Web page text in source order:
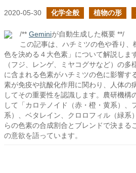
2020-05-30 化学全般 植物の形
/** Geminiが自動生成した概要 **/
この記事は、ハチミツの色や香り
色を決める４大色素」について解説しま
（フジ、レンゲ、ミヤコグサなど）の
に含まれる色素がハチミツの色に影響す
素が免疫や抗酸化作用に関わり、人体の
してその重要性を認識します。農研機構
して「カロテノイド（赤・橙・黄系）、
系）、ベタレイン、クロロフィル（緑系
らの色素の合成割合とブレンドで決まる
の意欲を語っています。